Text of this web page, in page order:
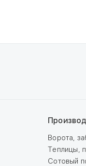
Ворота,
Теплицы,
Сотовый